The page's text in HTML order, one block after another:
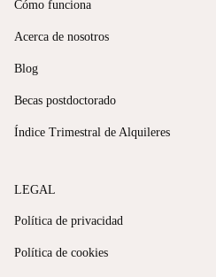
Cómo funciona
Acerca de nosotros
Blog
Becas postdoctorado
Índice Trimestral de Alquileres
LEGAL
Política de privacidad
Política de cookies